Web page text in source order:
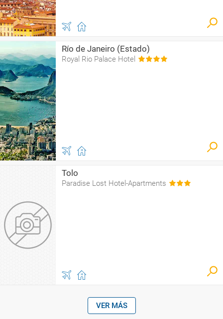
Río de Janeiro (Estado)
Royal Rio Palace Hotel
Tolo
Paradise Lost Hotel-Apartments
VER MÁS